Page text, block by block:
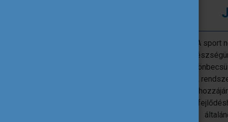
A sport
az
A